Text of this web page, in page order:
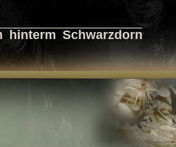
hinterm Schwarzdorn